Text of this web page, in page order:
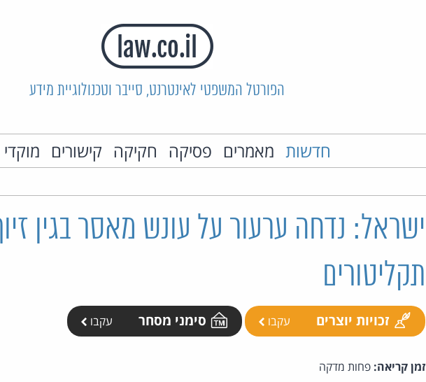
הפורטל המשפטי לאינטרנט, סייבר וטכנולוגיית מידע
חדשות מאמרים פסיקה חקיקה קישורים
ישראל: נדחה ערעור על עונש מאסר בגין
תקליטורים
זכויות יוצרים עקבו סימני מסחר עקבו
זמן קריאה: פחות מדקה